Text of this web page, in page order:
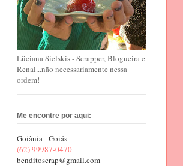
Lüciana Sielskis - Scrapper, Blogueira e
Renal...não necessariamente nessa
ordem!
Me encontre por aqui:
Goiânia - Goiás
(62) 99987-0470
benditoscrap@gmail.com